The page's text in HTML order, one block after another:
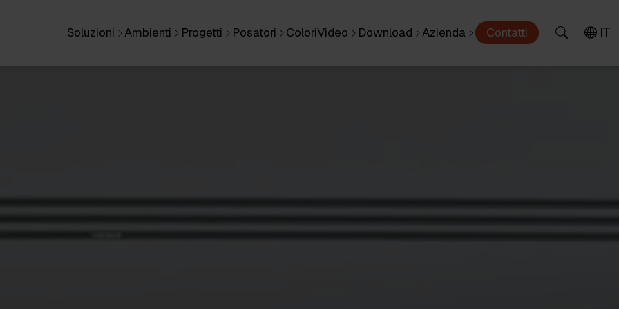
Soluzioni Ambienti Progetti Posatori ColoriVideo Download Azienda Contatti IT